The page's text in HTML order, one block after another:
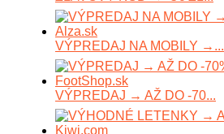
VÝPREDAJ NA MOBILY →...
VÝPREDAJ → AŽ DO -70...